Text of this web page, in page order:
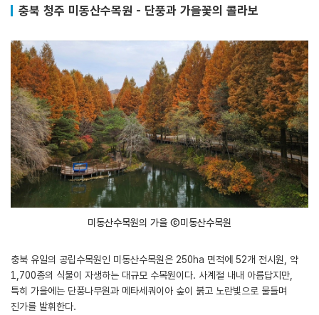
충북 청주 미동산수목원 - 단풍과 가을꽃의 콜라보
미동산수목원의 가을 ⓒ미동산수목원
충북 유일의 공립수목원인 미동산수목원은 250ha 면적에 52개 전시원, 약
1,700종의 식물이 자생하는 대규모 수목원이다. 사계절 내내 아름답지만,
특히 가을에는 단풍나무원과 메타세쿼이아 숲이 붉고 노란빛으로 물들며
진가를 발휘한다.